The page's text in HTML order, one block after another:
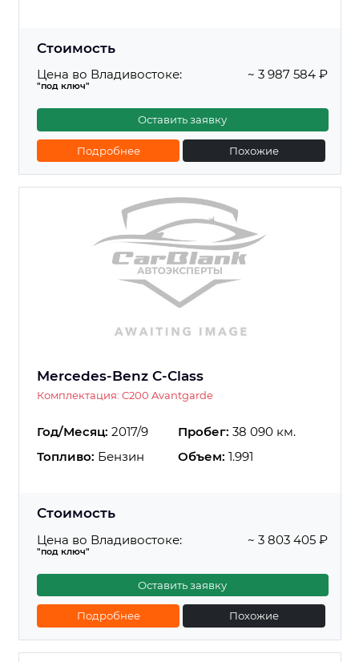
Стоимость
Цена во Владивостоке:
"под ключ"
~ 3 987 584 ₽
Оставить заявку
Подробнее Похожие
Mercedes-Benz C-Class
Комплектация: C200 Avantgarde
Год/Месяц: 2017/9 Пробег: 38 090 км.
Топливо: Бензин Объем: 1.991
Стоимость
Цена во Владивостоке:
"под ключ"
~ 3 803 405 ₽
Оставить заявку
Подробнее Похожие